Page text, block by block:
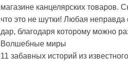
магазине канцелярских товаров.
что это не шутки! Любая неправда
дар, благодаря которому можно
Волшебные миры
11 забавных историй из